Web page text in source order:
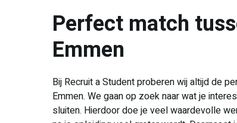
Perfect match
Emmen
Bij Recruit a Student proberen wij altijd de
Emmen. We gaan op zoek naar wat je
sluiten. Hierdoor doe je veel waardevolle